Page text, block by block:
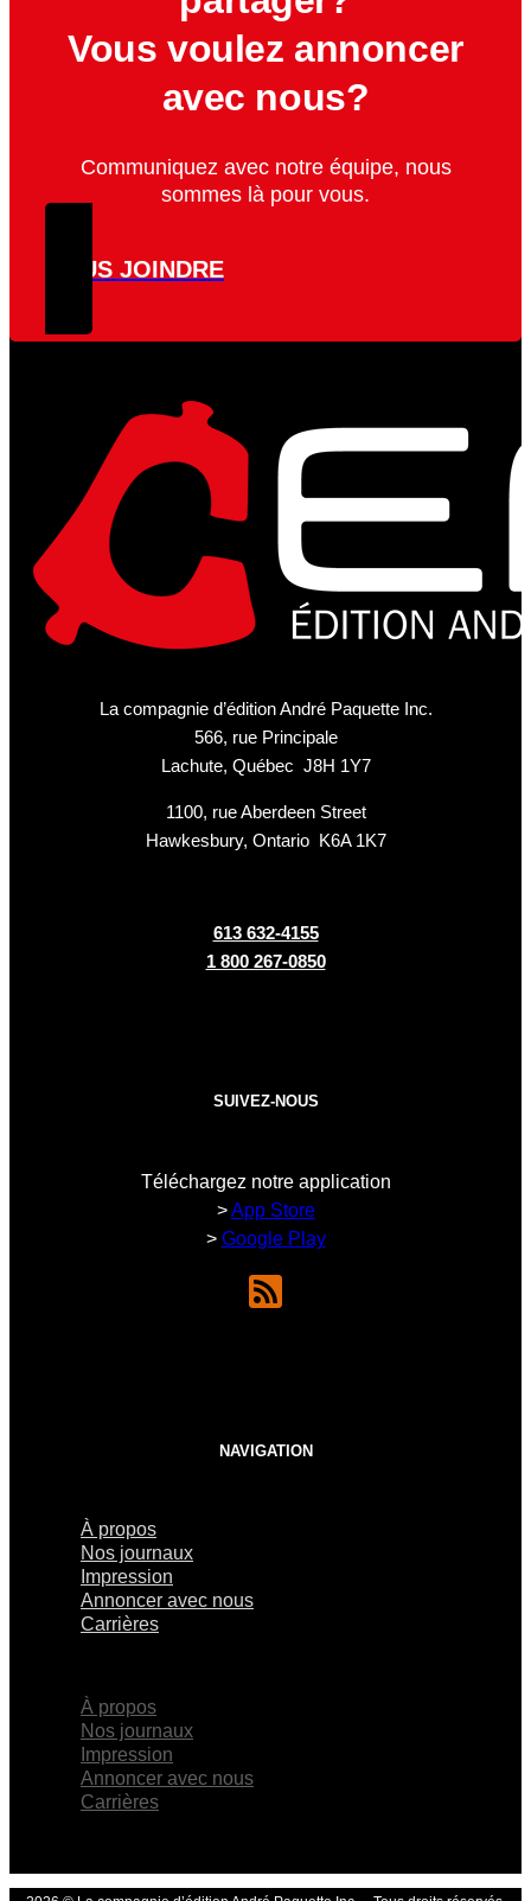
Vous voulez annoncer
avec nous?
Communiquez avec notre équipe, nous
sommes là pour vous.
NOUS JOINDRE
La compagnie d’édition André Paquette Inc.
566, rue Principale
Lachute, Québec J8H 1Y7
1100, rue Aberdeen Street
Hawkesbury, Ontario K6A 1K7
613 632-4155
1 800 267-0850
SUIVEZ-NOUS
Téléchargez notre application
>App Store
> Google Play
NAVIGATION
À propos
Nos journaux
Impression
Annoncer avec nous
Carrières
À propos
Nos journaux
Impression
Annoncer avec nous
Carrières